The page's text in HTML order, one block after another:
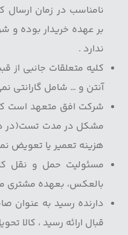
نامناسب در زمان
بر عهده خریدار بوده و
ندارد .
آنتن و … شامل گارانتی
شرکت افق متعهد است
مشکل در مدت تست(در
هزینه تعمیر یا تعویض
مسئولیت حمل و نقل
بالعکس، بعهده مشتری
دارنده رسید به عنوان
قبال ارائه رسید ، کالا